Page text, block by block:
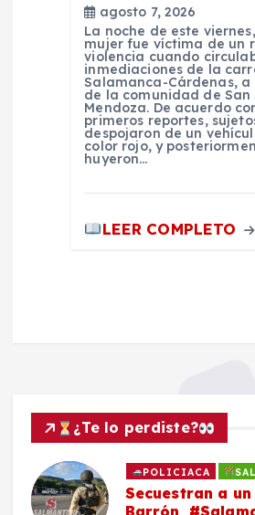
agosto 7, 2026
La noche de este
mujer fue víctima de un
violencia cuando
inmediaciones de la
Salamanca-Cárdenas,
de la comunidad de San
Mendoza. De acuerdo
primeros reportes,
despojaron de un
color rojo, y
huyeron…
LEER COMPLETO
¿Te lo perdiste?
POLICIACA
Secuestran a
Barrón,